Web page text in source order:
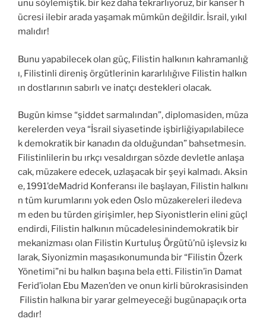
unu söylemiştik. bir kez daha tekrarlıyoruz, bir kanser h
ücresi ilebir arada yaşamak mümkün değildir. İsrail, yıkıl
malıdır!
Bunu yapabilecek olan güç, Filistin halkının kahramanlığ
ı, Filistinli direniş örgütlerinin kararlılığıve Filistin halkın
ın dostlarının sabırlı ve inatçı destekleri olacak.
Bugün kimse “şiddet sarmalından”, diplomasiden, müza
kerelerden veya “İsrail siyasetinde işbirliğiyapılabilece
k demokratik bir kanadın da olduğundan” bahsetmesin.
Filistinlilerin bu ırkçı vesaldırgan sözde devletle anlaşa
cak, müzakere edecek, uzlaşacak bir şeyi kalmadı. Aksin
e, 1991’deMadrid Konferansı ile başlayan, Filistin halkını
n tüm kurumlarını yok eden Oslo müzakereleri iledeva
m eden bu türden girişimler, hep Siyonistlerin elini güçl
endirdi, Filistin halkının mücadelesinindemokratik bir
mekanizması olan Filistin Kurtuluş Örgütü’nü işlevsiz kı
larak, Siyonizmin maşasıkonumunda bir “Filistin Özerk
Yönetimi”ni bu halkın başına bela etti. Filistin’in Damat
Ferid’iolan Ebu Mazen’den ve onun kirli bürokrasisinden
Filistin halkına bir yarar gelmeyeceği bugünapaçık orta
dadır!